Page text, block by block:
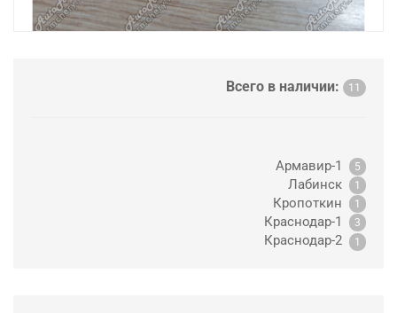
Всего в наличии: 11
Армавир-1 5
Лабинск 1
Кропоткин 1
Краснодар-1 3
Краснодар-2 1